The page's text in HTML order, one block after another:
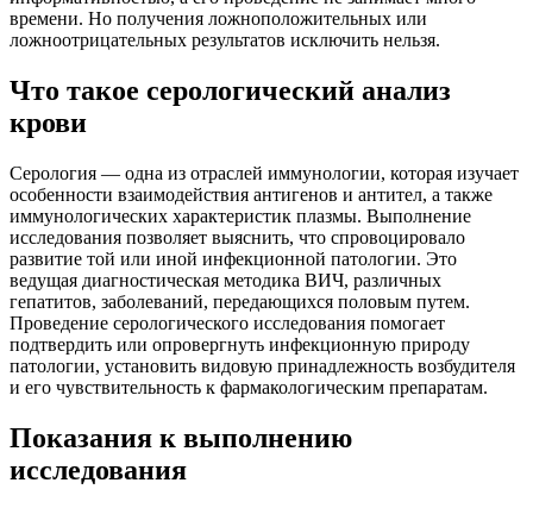
времени. Но получения ложноположительных или
ложноотрицательных результатов исключить нельзя.
Что такое серологический анализ
крови
Серология — одна из отраслей иммунологии, которая изучает
особенности взаимодействия антигенов и антител, а также
иммунологических характеристик плазмы. Выполнение
исследования позволяет выяснить, что спровоцировало
развитие той или иной инфекционной патологии. Это
ведущая диагностическая методика ВИЧ, различных
гепатитов, заболеваний, передающихся половым путем.
Проведение серологического исследования помогает
подтвердить или опровергнуть инфекционную природу
патологии, установить видовую принадлежность возбудителя
и его чувствительность к фармакологическим препаратам.
Показания к выполнению
исследования